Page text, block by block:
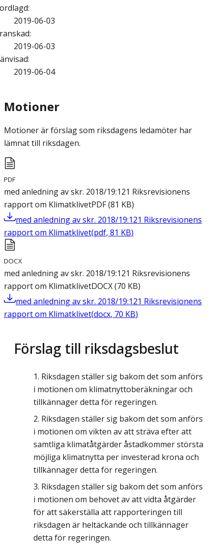
:
2019-06-03
:
2019-06-03
:
2019-06-04
Motioner
Motioner är förslag som riksdagens ledamöter har
lämnat till riksdagen.
PDF
med anledning av skr. 2018/19:121 Riksrevisionens
rapport om KlimatklivetPDF(81 KB)
med anledning av skr. 2018/19:121 Riksrevisionens
rapport om Klimatklivet(pdf, 81 KB)
DOCX
med anledning av skr. 2018/19:121 Riksrevisionens
rapport om KlimatklivetDOCX(70 KB)
med anledning av skr. 2018/19:121 Riksrevisionens
rapport om Klimatklivet(docx, 70 KB)
Förslag till riksdagsbeslut
Riksdagen ställer sig bakom det som anförs
i motionen om klimatnyttoberäkningar och
tillkännager detta för regeringen.
Riksdagen ställer sig bakom det som anförs
i motionen om vikten av att sträva efter att
samtliga klimatåtgärder åstadkommer största
möjliga klimatnytta per investerad krona och
tillkännager detta för regeringen.
Riksdagen ställer sig bakom det som anförs
i motionen om behovet av att vidta åtgärder
för att säkerställa att rapporteringen till
riksdagen är heltäckande och tillkännager
detta för regeringen.